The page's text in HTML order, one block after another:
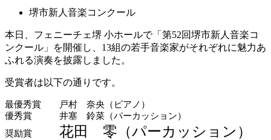
堺市新人音楽コンクール
本日、フェニーチェ堺 小ホールで「第52回堺市新人音楽コ
ンクール」を開催し、13組の若手音楽家がそれぞれに魅力あ
ふれる演奏を披露しました。
受賞者は以下の通りです。
最優秀賞 戸村 奈央（ピアノ）
優秀賞 井塞 鈴菜（パーカッション）
奨励賞 花田 零（パーカッション）